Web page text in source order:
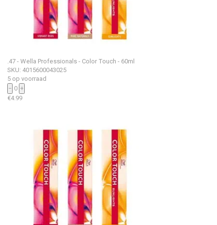
.47 - Wella Professionals - Color Touch - 60ml
SKU: 4015600043025
5 op voorraad
− 0 +
€4.99